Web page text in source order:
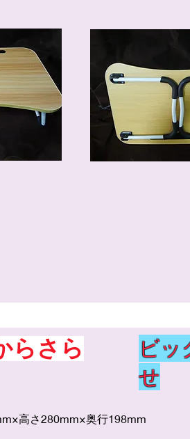
らさら
ビ
せ
高さ280mm×奥行198mm